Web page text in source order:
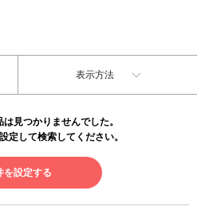
表示方法
見つかりませんでした。
定して検索してください。
を設定する